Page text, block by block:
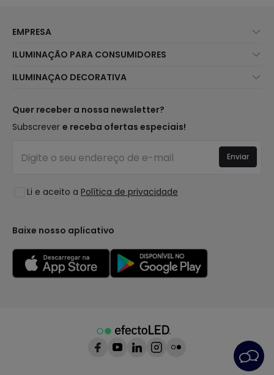
EMPRESA
Atendimento ao Cliente
Métodos de Envio
É Profissional?
Perguntas Frequentes (FAQ)
ILUMINAÇÃO PARA CONSUMIDORES
Marcas
Iluminação para empresas
ILUMINAÇAO DECORATIVA
Tendências
Marcas de Decoração Premium
Espaços
Coleções
Quer receber a nossa newsletter?
Subscrever e receba ofertas especiais!
Li e aceito a Política de privacidade
Enviar
Baixe nosso aplicativo